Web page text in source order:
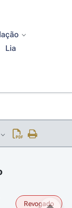
Lia
Revogado